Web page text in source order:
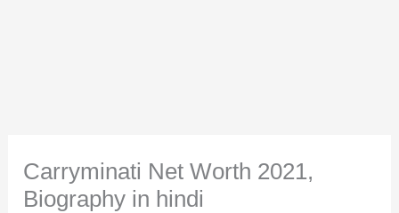
Carryminati Net Worth 2021,
Biography in hindi